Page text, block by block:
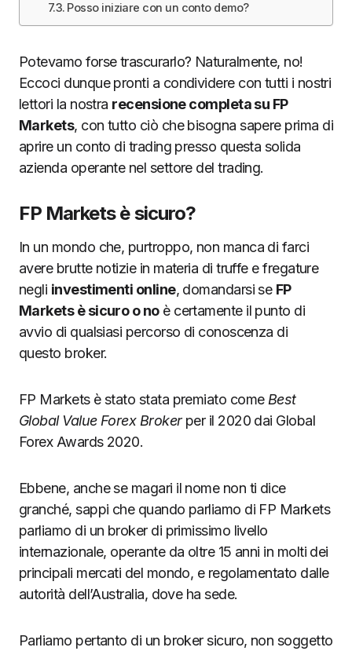
Posso iniziare con un conto demo?
Potevamo forse trascurarlo? Naturalmente, no!
Eccoci dunque pronti a condividere con tutti i nostri
lettori la nostra recensione completa su FP
Markets, con tutto ciò che bisogna sapere prima di
aprire un conto di trading presso questa solida
azienda operante nel settore del trading.
FP Markets è sicuro?
In un mondo che, purtroppo, non manca di farci
avere brutte notizie in materia di truffe e fregature
negli investimenti online, domandarsi se FP
Markets è sicuro o noè certamente il punto di
avvio di qualsiasi percorso di conoscenza di
questo broker.
FP Markets è stato stata premiato come Best
Global Value Forex Brokerper il 2020 dai Global
Forex Awards 2020.
Ebbene, anche se magari il nome non ti dice
granché, sappi che quando parliamo di FP Markets
parliamo di un broker di primissimo livello
internazionale, operante da oltre 15 anni in molti dei
principali mercati del mondo, e regolamentato dalle
autorità dell’Australia, dove ha sede.
Parliamo pertanto di un broker sicuro, non soggetto